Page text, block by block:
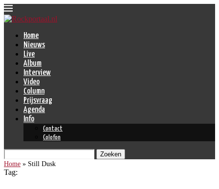
Home
Nieuws
Live
Album
Interview
Video
Column
Prijsvraag
Agenda
Info
Contact
Colofon
Zoeken
Home » Still Dusk
Tag: